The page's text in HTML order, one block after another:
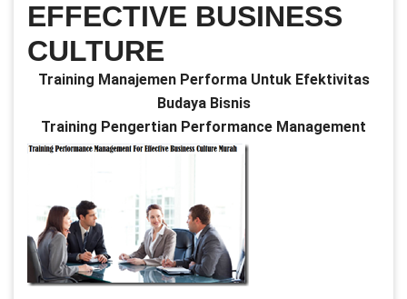
EFFECTIVE BUSINESS
CULTURE
Training Manajemen Performa Untuk Efektivitas
Budaya Bisnis
Training Pengertian Performance Management